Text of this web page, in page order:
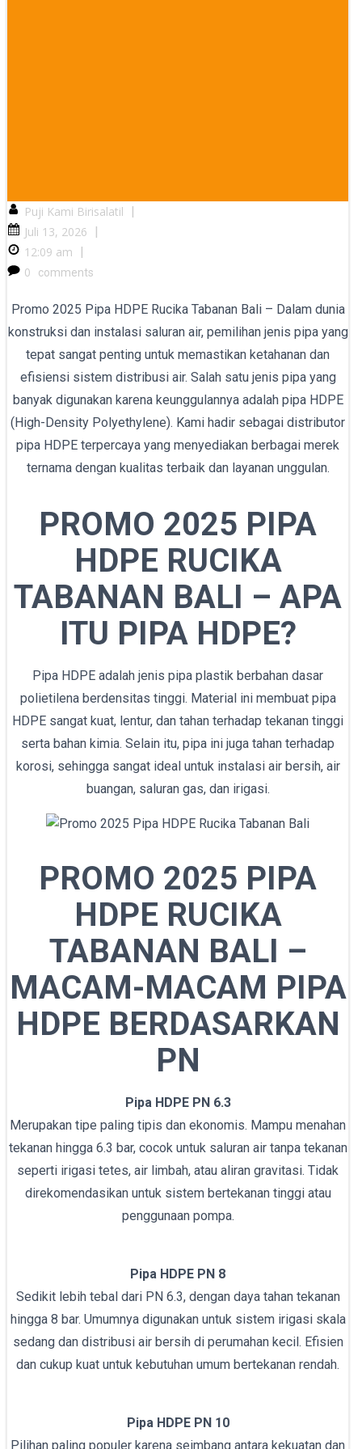
Puji Kami Birisalatil
|
Juli 13, 2026
|
12:09 am
|
0
comments
Promo 2025 Pipa HDPE Rucika Tabanan Bali – Dalam dunia
konstruksi dan instalasi saluran air, pemilihan jenis pipa yang
tepat sangat penting untuk memastikan ketahanan dan
efisiensi sistem distribusi air. Salah satu jenis pipa yang
banyak digunakan karena keunggulannya adalah pipa HDPE
(High-Density Polyethylene). Kami hadir sebagai distributor
pipa HDPE terpercaya yang menyediakan berbagai merek
ternama dengan kualitas terbaik dan layanan unggulan.
PROMO 2025 PIPA
HDPE RUCIKA
TABANAN BALI – APA
ITU PIPA HDPE?
Pipa HDPE adalah jenis pipa plastik berbahan dasar
polietilena berdensitas tinggi. Material ini membuat pipa
HDPE sangat kuat, lentur, dan tahan terhadap tekanan tinggi
serta bahan kimia. Selain itu, pipa ini juga tahan terhadap
korosi, sehingga sangat ideal untuk instalasi air bersih, air
buangan, saluran gas, dan irigasi.
PROMO 2025 PIPA
HDPE RUCIKA
TABANAN BALI –
MACAM-MACAM PIPA
HDPE BERDASARKAN
PN
Pipa HDPE PN 6.3
Merupakan tipe paling tipis dan ekonomis. Mampu menahan
tekanan hingga 6.3 bar, cocok untuk saluran air tanpa tekanan
seperti irigasi tetes, air limbah, atau aliran gravitasi. Tidak
direkomendasikan untuk sistem bertekanan tinggi atau
penggunaan pompa.
Pipa HDPE PN 8
Sedikit lebih tebal dari PN 6.3, dengan daya tahan tekanan
hingga 8 bar. Umumnya digunakan untuk sistem irigasi skala
sedang dan distribusi air bersih di perumahan kecil. Efisien
dan cukup kuat untuk kebutuhan umum bertekanan rendah.
Pipa HDPE PN 10
Pilihan paling populer karena seimbang antara kekuatan dan